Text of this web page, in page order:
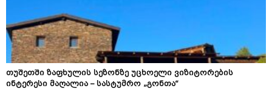
თუშეთში ზაფხულის სეზონზე უცხოელი ვიზიტორების
ინტერესი მაღალია – სასტუმრო „გონთა“